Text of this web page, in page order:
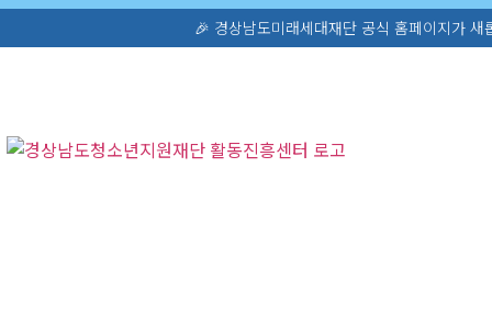
🎉 경상남도미래세대재단 공식 홈페이지가 새롭게 오픈했습니